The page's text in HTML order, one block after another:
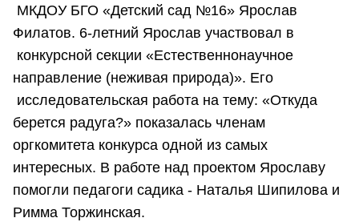
МКДОУ БГО «Детский сад №16» Ярослав
Филатов. 6-летний Ярослав участвовал в
конкурсной секции «Естественнонаучное
направление (неживая природа)». Его
исследовательская работа на тему: «Откуда
берется радуга?» показалась членам
оргкомитета конкурса одной из самых
интересных. В работе над проектом Ярославу
помогли педагоги садика - Наталья Шипилова и
Римма Торжинская.